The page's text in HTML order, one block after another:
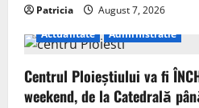
Patricia
August 7, 2026
Actualitate
Administratie
Centrul Ploieștiului va fi
weekend, de la Catedrală